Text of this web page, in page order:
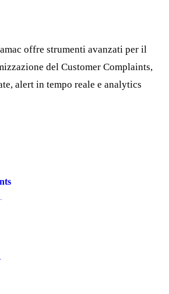
offre strumenti avanzati per il
del Customer Complaints,
alert in tempo reale e analytics